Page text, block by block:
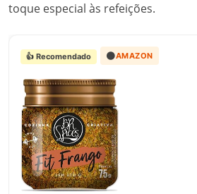
toque especial às refeições.
👍 Recomendado 🟠AMAZON